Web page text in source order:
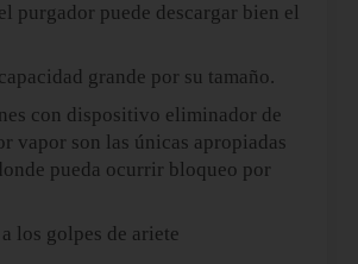
purgador puede descargar bien el
grande por su tamaño.
con dispositivo eliminador de
vapor son las únicas apropiadas
pueda ocurrir bloqueo por
los golpes de ariete